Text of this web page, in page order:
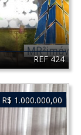
REF 424
R$ 1.000.000,00